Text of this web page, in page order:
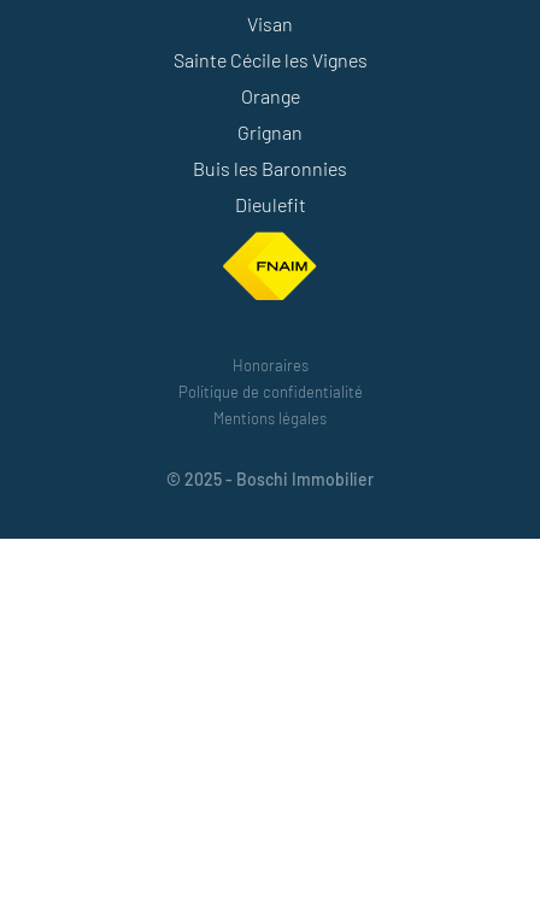
Visan
Sainte Cécile les Vignes
Orange
Grignan
Buis les Baronnies
Dieulefit
Honoraires
Politique de confidentialité
Mentions légales
© 2025 - Boschi Immobilier